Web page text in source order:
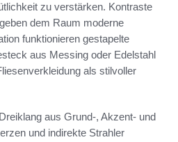
zu verstärken. Kontraste
dem Raum moderne
funktionieren gestapelte
aus Messing oder Edelstahl
als stilvoller
aus Grund-, Akzent- und
und indirekte Strahler